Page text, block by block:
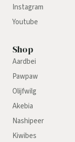
Instagram
Youtube
Shop
Aardbei
Pawpaw
Olijfwilg
Akebia
Nashipeer
Kiwibes